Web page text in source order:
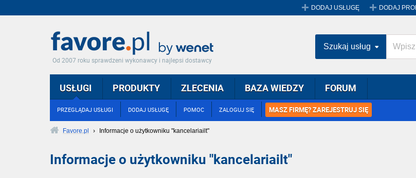
DODAJ USŁUGĘ DODAJ
Od 2007 roku sprawdzeni wykonawcy i najlepsi dostawcy
USŁUGI
PRZEGLĄDAJ USŁUGI DODAJ USŁUGĘ POMOC ZALOGUJ SIĘ MASZ FIRMĘ? ZAREJESTRUJ SIĘ
PRODUKTY ZLECENIA BAZA WIEDZY FORUM
Szukaj usług
Favore.pl › Informacje o użytkowniku "kancelariailt"
Informacje o użytkowniku "kancelariailt"